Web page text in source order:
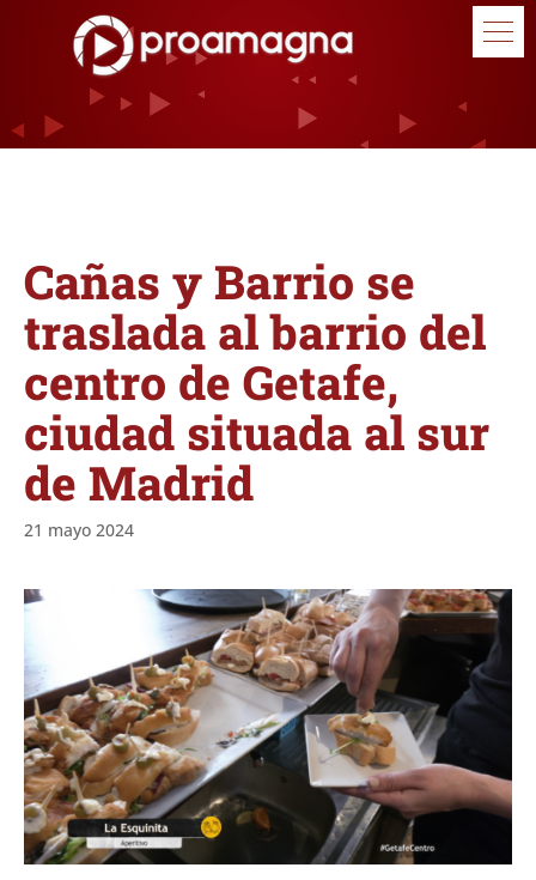
Cañas y Barrio se
traslada al barrio del
centro de Getafe,
ciudad situada al sur
de Madrid
21 mayo 2024